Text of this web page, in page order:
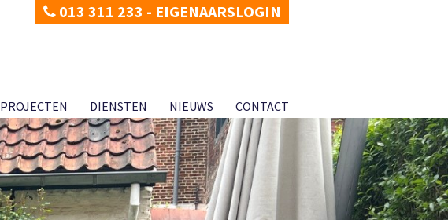
013 311 233 - EIGENAARSLOGIN
PROJECTEN DIENSTEN NIEUWS CONTACT